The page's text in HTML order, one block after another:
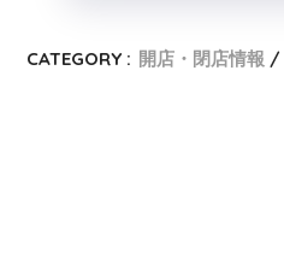
CATEGORY : 開店・閉店情報